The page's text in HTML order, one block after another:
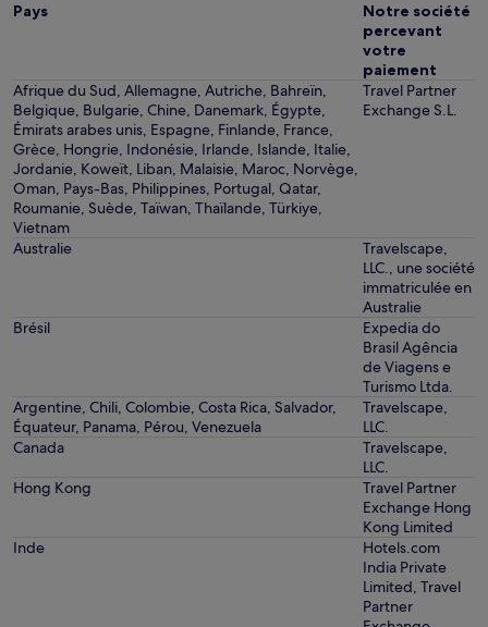
Pays
Notre société
percevant
votre
paiement
Afrique du Sud, Allemagne, Autriche, Bahreïn,
Belgique, Bulgarie, Chine, Danemark, Égypte,
Émirats arabes unis, Espagne, Finlande, France,
Grèce, Hongrie, Indonésie, Irlande, Islande, Italie,
Jordanie, Koweït, Liban, Malaisie, Maroc, Norvège,
Oman, Pays-Bas, Philippines, Portugal, Qatar,
Roumanie, Suède, Taïwan, Thaïlande, Türkiye,
Vietnam
Travel Partner
Exchange S.L.
Australie
Travelscape,
LLC., une société
immatriculée en
Australie
Brésil
Expedia do
Brasil Agência
de Viagens e
Turismo Ltda.
Argentine, Chili, Colombie, Costa Rica, Salvador,
Équateur, Panama, Pérou, Venezuela
Travelscape,
LLC.
Canada
Travelscape,
LLC.
Hong Kong
Travel Partner
Exchange Hong
Kong Limited
Inde
Hotels.com
India Private
Limited, Travel
Partner